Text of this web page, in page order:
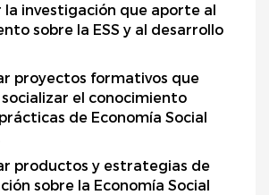
la investigación que aporte al
sobre la ESS y al desarrollo
proyectos formativos que
el conocimiento
de Economía Social
productos y estrategias de
sobre la Economía Social